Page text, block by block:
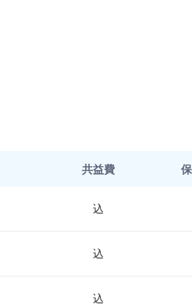
共益費
込
込
込